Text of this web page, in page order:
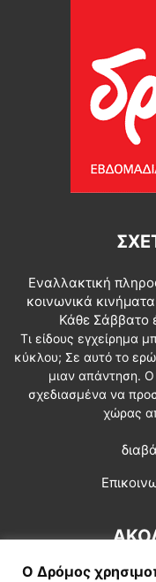
Εναλλακτική
κοινωνικά
Κάθε Σάββατο
Τι είδους εγχείρημα
κύκλου; Σε αυτό το
μιαν απάντηση. Ο
σχεδιασμένα να
χώρας
Ο Δρόμος